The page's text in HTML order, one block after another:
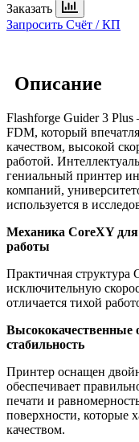
Заказать
Запросить Счёт / КП
Описание
Flashforge Guider 3 Plus
FDM, который
качеством, высокой
работой.
гениальный принтер
компаний,
используется в
Механика CoreXY
работы
Практичная структура
исключительную
отличается тихой
Высококачественные
стабильность
Принтер оснащен
обеспечивает
печати и
поверхности, которые
качеством.